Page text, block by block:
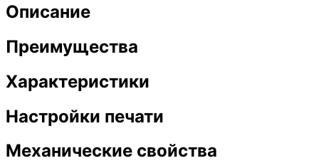
Описание
Преимущества
Характеристики
Настройки печати
Механические свойства